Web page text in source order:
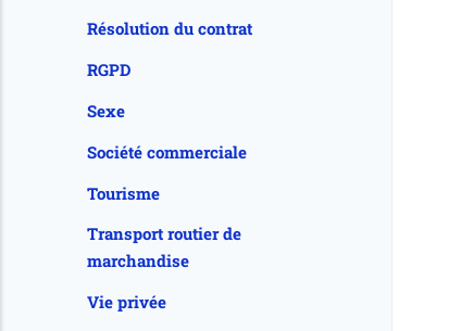
Résolution du contrat
RGPD
Sexe
Société commerciale
Tourisme
Transport routier de
marchandise
Vie privée